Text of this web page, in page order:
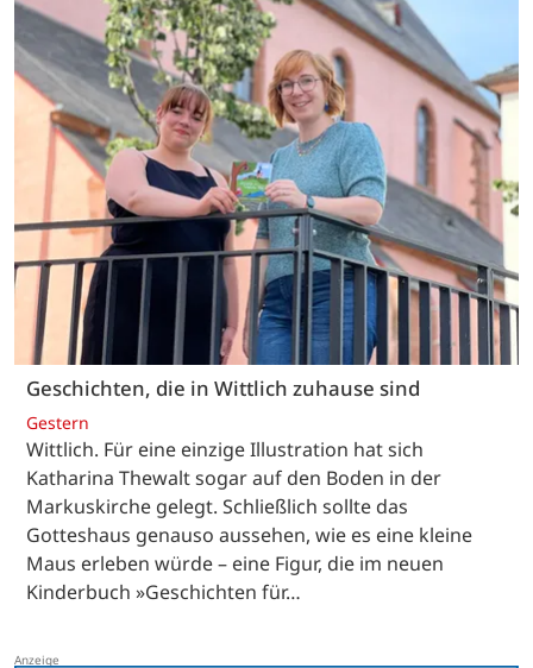
Geschichten, die in Wittlich zuhause sind
Gestern
Wittlich. Für eine einzige Illustration hat sich
Katharina Thewalt sogar auf den Boden in der
Markuskirche gelegt. Schließlich sollte das
Gotteshaus genauso aussehen, wie es eine kleine
Maus erleben würde – eine Figur, die im neuen
Kinderbuch »Geschichten für…